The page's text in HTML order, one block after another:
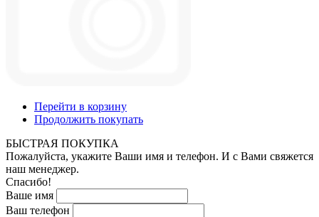
Перейти в корзину
Продолжить покупать
БЫСТРАЯ ПОКУПКА
Пожалуйста, укажите Ваши имя и телефон. И с Вами свяжется
наш менеджер.
Спасибо!
Ваше имя
Ваш телефон